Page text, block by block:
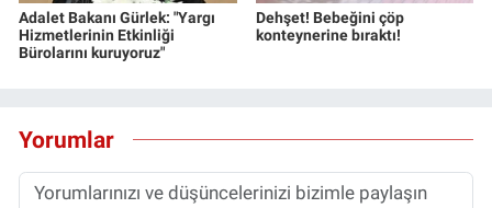
Adalet Bakanı Gürlek: "Yargı
Hizmetlerinin Etkinliği
Bürolarını kuruyoruz"
Dehşet! Bebeğini çöp
konteynerine bıraktı!
Yorumlar